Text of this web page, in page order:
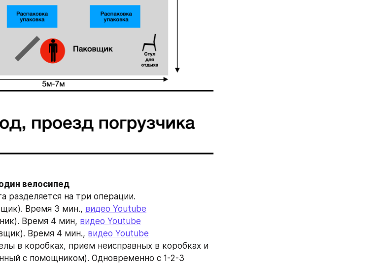
разделяется на три операции.
Время 3 мин., видео Youtube
Время 4 мин, видео Youtube
Время 4 мин., видео Youtube
в коробках, прием неисправных в коробках и
с помощником). Одновременно с 1-2-3